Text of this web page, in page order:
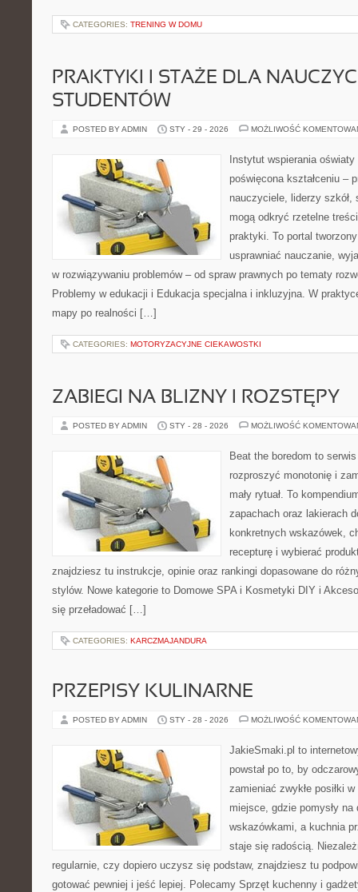
CATEGORIES: TRENING W DOMU
PRAKTYKI I STAŻE DLA
STUDENTÓW
POSTED BY ADMIN STY - 29 - 2026 MOŻLIWOŚĆ
Instytut wspierania
poświęcona kształceniu –
nauczyciele, liderzy
mogą odkryć rzetelne
praktyki. To portal
usprawniać nauczanie,
w rozwiązywaniu problemów – od spraw prawnych po tematy
Problemy w edukacji i Edukacja specjalna i inkluzyjna. W
mapy po realności […]
CATEGORIES: MOTORYZACYJNE CIEKAWOSTKI
ZABIEGI NA BLIZNY I ROZSTĘPY
POSTED BY ADMIN STY - 28 - 2026 MOŻLIWOŚĆ
Beat the boredom to
rozproszyć monotonię i
mały rytuał. To
zapachach oraz lakierach
konkretnych wskazówek,
recepturę i wybierać
znajdziesz tu instrukcje, opinie oraz rankingi dopasowane do
stylów. Nowe kategorie to Domowe SPA i Kosmetyki DIY i
się przeładować […]
CATEGORIES: KARCZMAJANDURA
PRZEPISY KULINARNE
POSTED BY ADMIN STY - 28 - 2026 MOŻLIWOŚĆ
JakieSmaki.pl to
powstał po to, by
zamieniać zwykłe posiłki
miejsce, gdzie pomysły
wskazówkami, a kuchnia
staje się radością.
regularnie, czy dopiero uczysz się podstaw, znajdziesz tu
gotować pewniej i jeść lepiej. Polecamy Sprzęt kuchenny i